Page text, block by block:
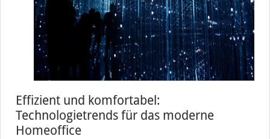
Effizient und komfortabel:
Technologietrends für das moderne
Homeoffice